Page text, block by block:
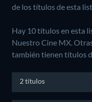
de los títulos de esta
Hay 10 títulos en esta
Nuestro Cine MX.
también tienen títulos
2 títulos